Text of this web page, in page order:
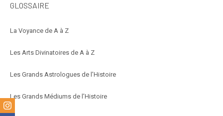
GLOSSAIRE
La Voyance de A à Z
Les Arts Divinatoires de A à Z
Les Grands Astrologues de l’Histoire
Les Grands Médiums de l’Histoire